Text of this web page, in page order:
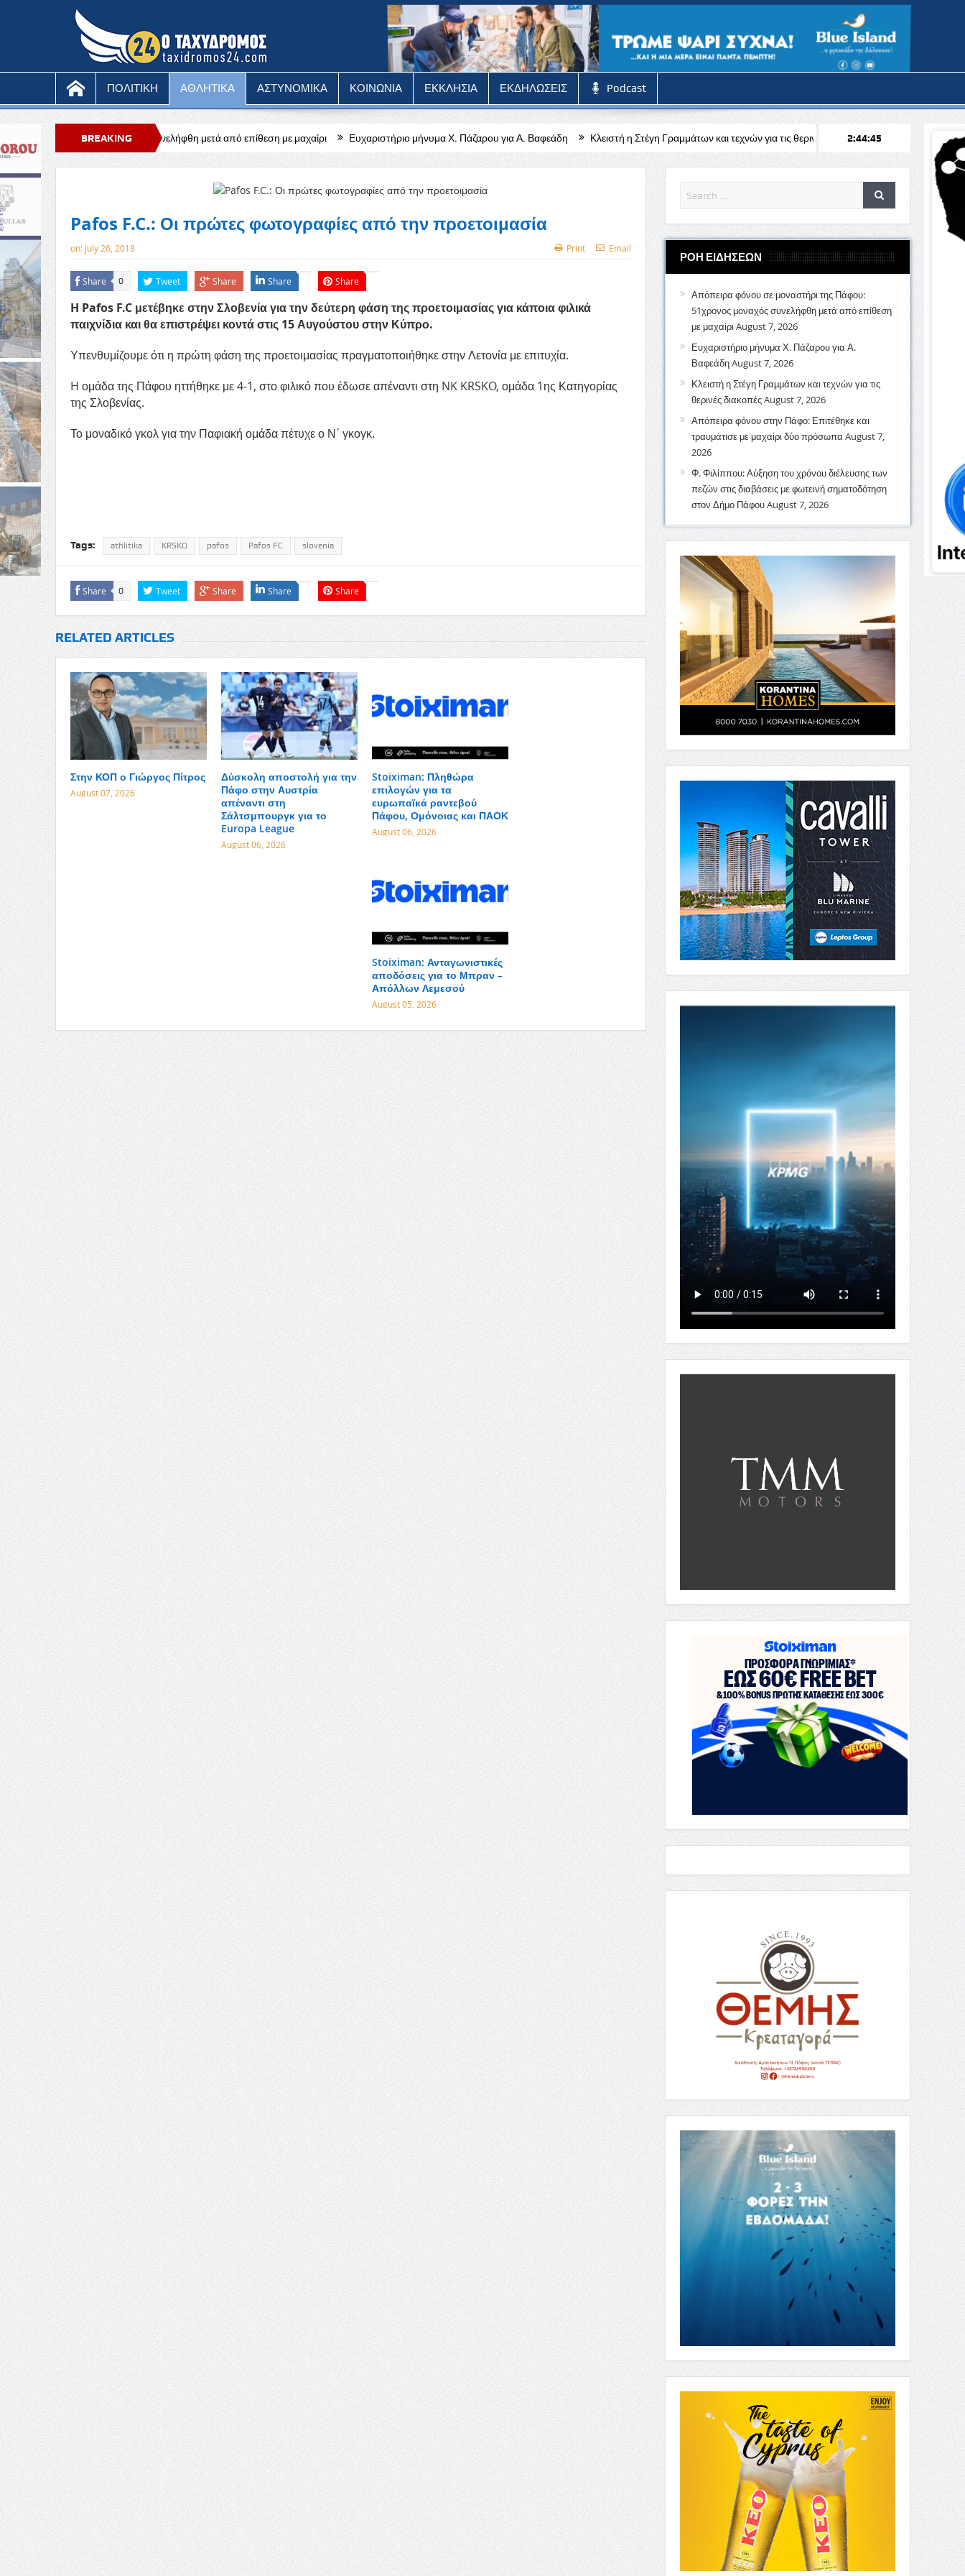
ΠΟΛΙΤΙΚΗ ΑΘΛΗΤΙΚΑ ΑΣΤΥΝΟΜΙΚΑ ΚΟΙΝΩΝΙΑ ΕΚΚΛΗΣΙΑ ΕΚΔΗΛΩΣΕΙΣ Podcast
BREAKING
NEWS
μοναχός συνελήφθη μετά από επίθεση με μαχαίρι Ευχαριστήριο μήνυμα Χ. Πάζαρου για Α. Βαφεάδη Κλειστή η Στέγη Γραμμάτων και τεχνών για τις θερινές διακοπές Απόπειρα φόνου στην Πάφο:
2:44:47
Pafos F.C.: Οι πρώτες φωτογραφίες από την προετοιμασία
on: July 26, 2018 Print Email
Share 0 Tweet Share Share Share
H Pafos F.C μετέβηκε στην Σλοβενία για την δεύτερη φάση της προετοιμασίας για κάποια φιλικά
παιχνίδια και θα επιστρέψει κοντά στις 15 Αυγούστου στην Κύπρο.
Υπενθυμίζουμε ότι η πρώτη φάση της προετοιμασίας πραγματοποιήθηκε στην Λετονία με επιτυχία.
H ομάδα της Πάφου ηττήθηκε με 4-1, στο φιλικό που έδωσε απέναντι στη NK KRSKO, ομάδα 1ης Κατηγορίας
της Σλοβενίας.
Το μοναδικό γκολ για την Παφιακή ομάδα πέτυχε ο Ν΄ γκογκ.
Tags: athlitika KRSKO pafos Pafos FC slovenia
Share 0 Tweet Share Share Share
RELATED ARTICLES
Στην ΚΟΠ ο Γιώργος Πίτρος
August 07, 2026
Δύσκολη αποστολή για την
Πάφο στην Αυστρία
απέναντι στη
Σάλτσμπουργκ για το
Europa League
August 06, 2026
Stoiximan: Πληθώρα
επιλογών για τα
ευρωπαϊκά ραντεβού
Πάφου, Ομόνοιας και ΠΑΟΚ
August 06, 2026
Stoiximan: Ανταγωνιστικές
αποδόσεις για το Μπραν –
Απόλλων Λεμεσού
August 05, 2026
ΡΟΗ ΕΙΔΗΣΕΩΝ
Απόπειρα φόνου σε μοναστήρι της Πάφου:
51χρονος μοναχός συνελήφθη μετά από επίθεση
με μαχαίριAugust 7, 2026
Ευχαριστήριο μήνυμα Χ. Πάζαρου για Α.
ΒαφεάδηAugust 7, 2026
Κλειστή η Στέγη Γραμμάτων και τεχνών για τις
θερινές διακοπέςAugust 7, 2026
Απόπειρα φόνου στην Πάφο: Επιτέθηκε και
τραυμάτισε με μαχαίρι δύο πρόσωπα August 7,
2026
Φ. Φιλίππου: Αύξηση του χρόνου διέλευσης των
πεζών στις διαβάσεις με φωτεινή σηματοδότηση
στον Δήμο ΠάφουAugust 7, 2026